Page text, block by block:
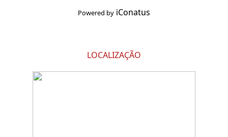
Powered by iConatus
LOCALIZAÇÃO